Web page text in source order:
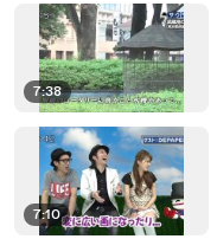
7:38
7:10